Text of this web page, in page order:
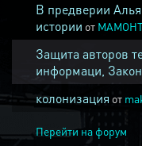
В предверии
истории от
Защита авторов
информаци,
колонизация от
Перейти на форум